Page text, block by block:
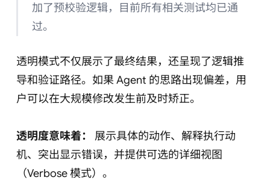
加了预校验逻辑，目前所有相关测试均已通
过。
透明模式不仅展示了最终结果，还呈现了逻辑推
导和验证路径。如果 Agent 的思路出现偏差，用
户可以在大规模修改发生前及时矫正。
透明度意味着：
展示具体的动作、解释执行动
机、突出显示错误，并提供可选的详细视图
（Verbose 模式）。